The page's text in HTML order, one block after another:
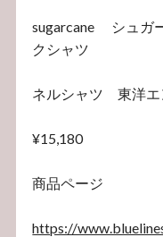
sugarcane シュガ
クシャツ
ネルシャツ 東洋
¥15,180
商品ページ
https://